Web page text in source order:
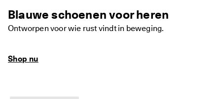
Blauwe schoenen voor heren
Ontworpen voor wie rust vindt in beweging.
Shop nu